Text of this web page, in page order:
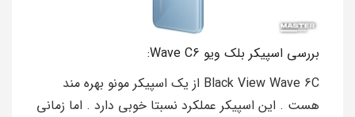
بررسی اسپیکر بلک ویو Wave C6:
Black View Wave 6C از یک اسپیکر مونو بهره مند
هست . این اسپیکر عملکرد نسبتا خوبی دارد . اما زمانی